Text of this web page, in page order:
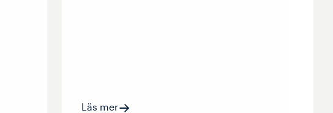
Läs mer